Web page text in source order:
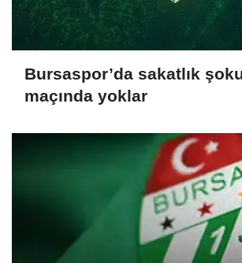
Bursaspor’da sakatlık
maçında yoklar